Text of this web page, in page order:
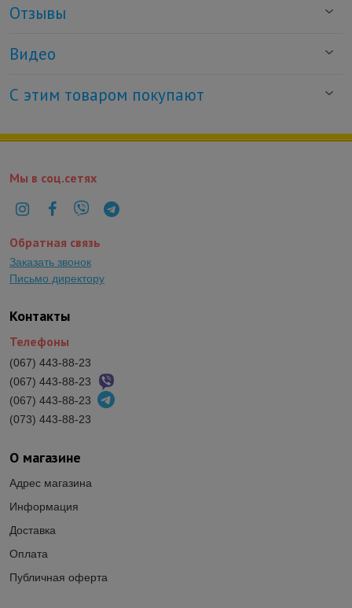
Отзывы
Видео
С этим товаром покупают
О магазине
Адрес магазина
Информация
Доставка
Оплата
Публичная оферта
Контакты
Телефоны
(067) 443-88-23
(067) 443-88-23
(067) 443-88-23
(073) 443-88-23
Мы в соц.сетях
Обратная связь
Заказать звонок
Письмо директору